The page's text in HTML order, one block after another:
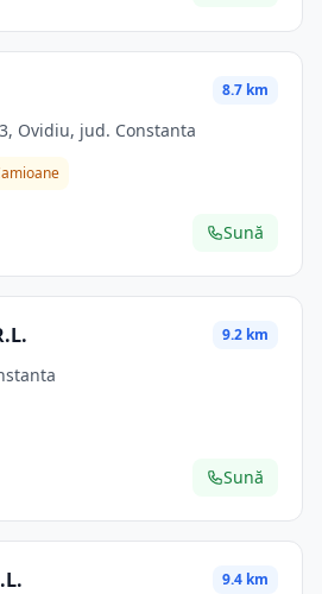
8.7 km
Ovidiu, jud. Constanta
Sună
9.2 km
Sună
9.4 km